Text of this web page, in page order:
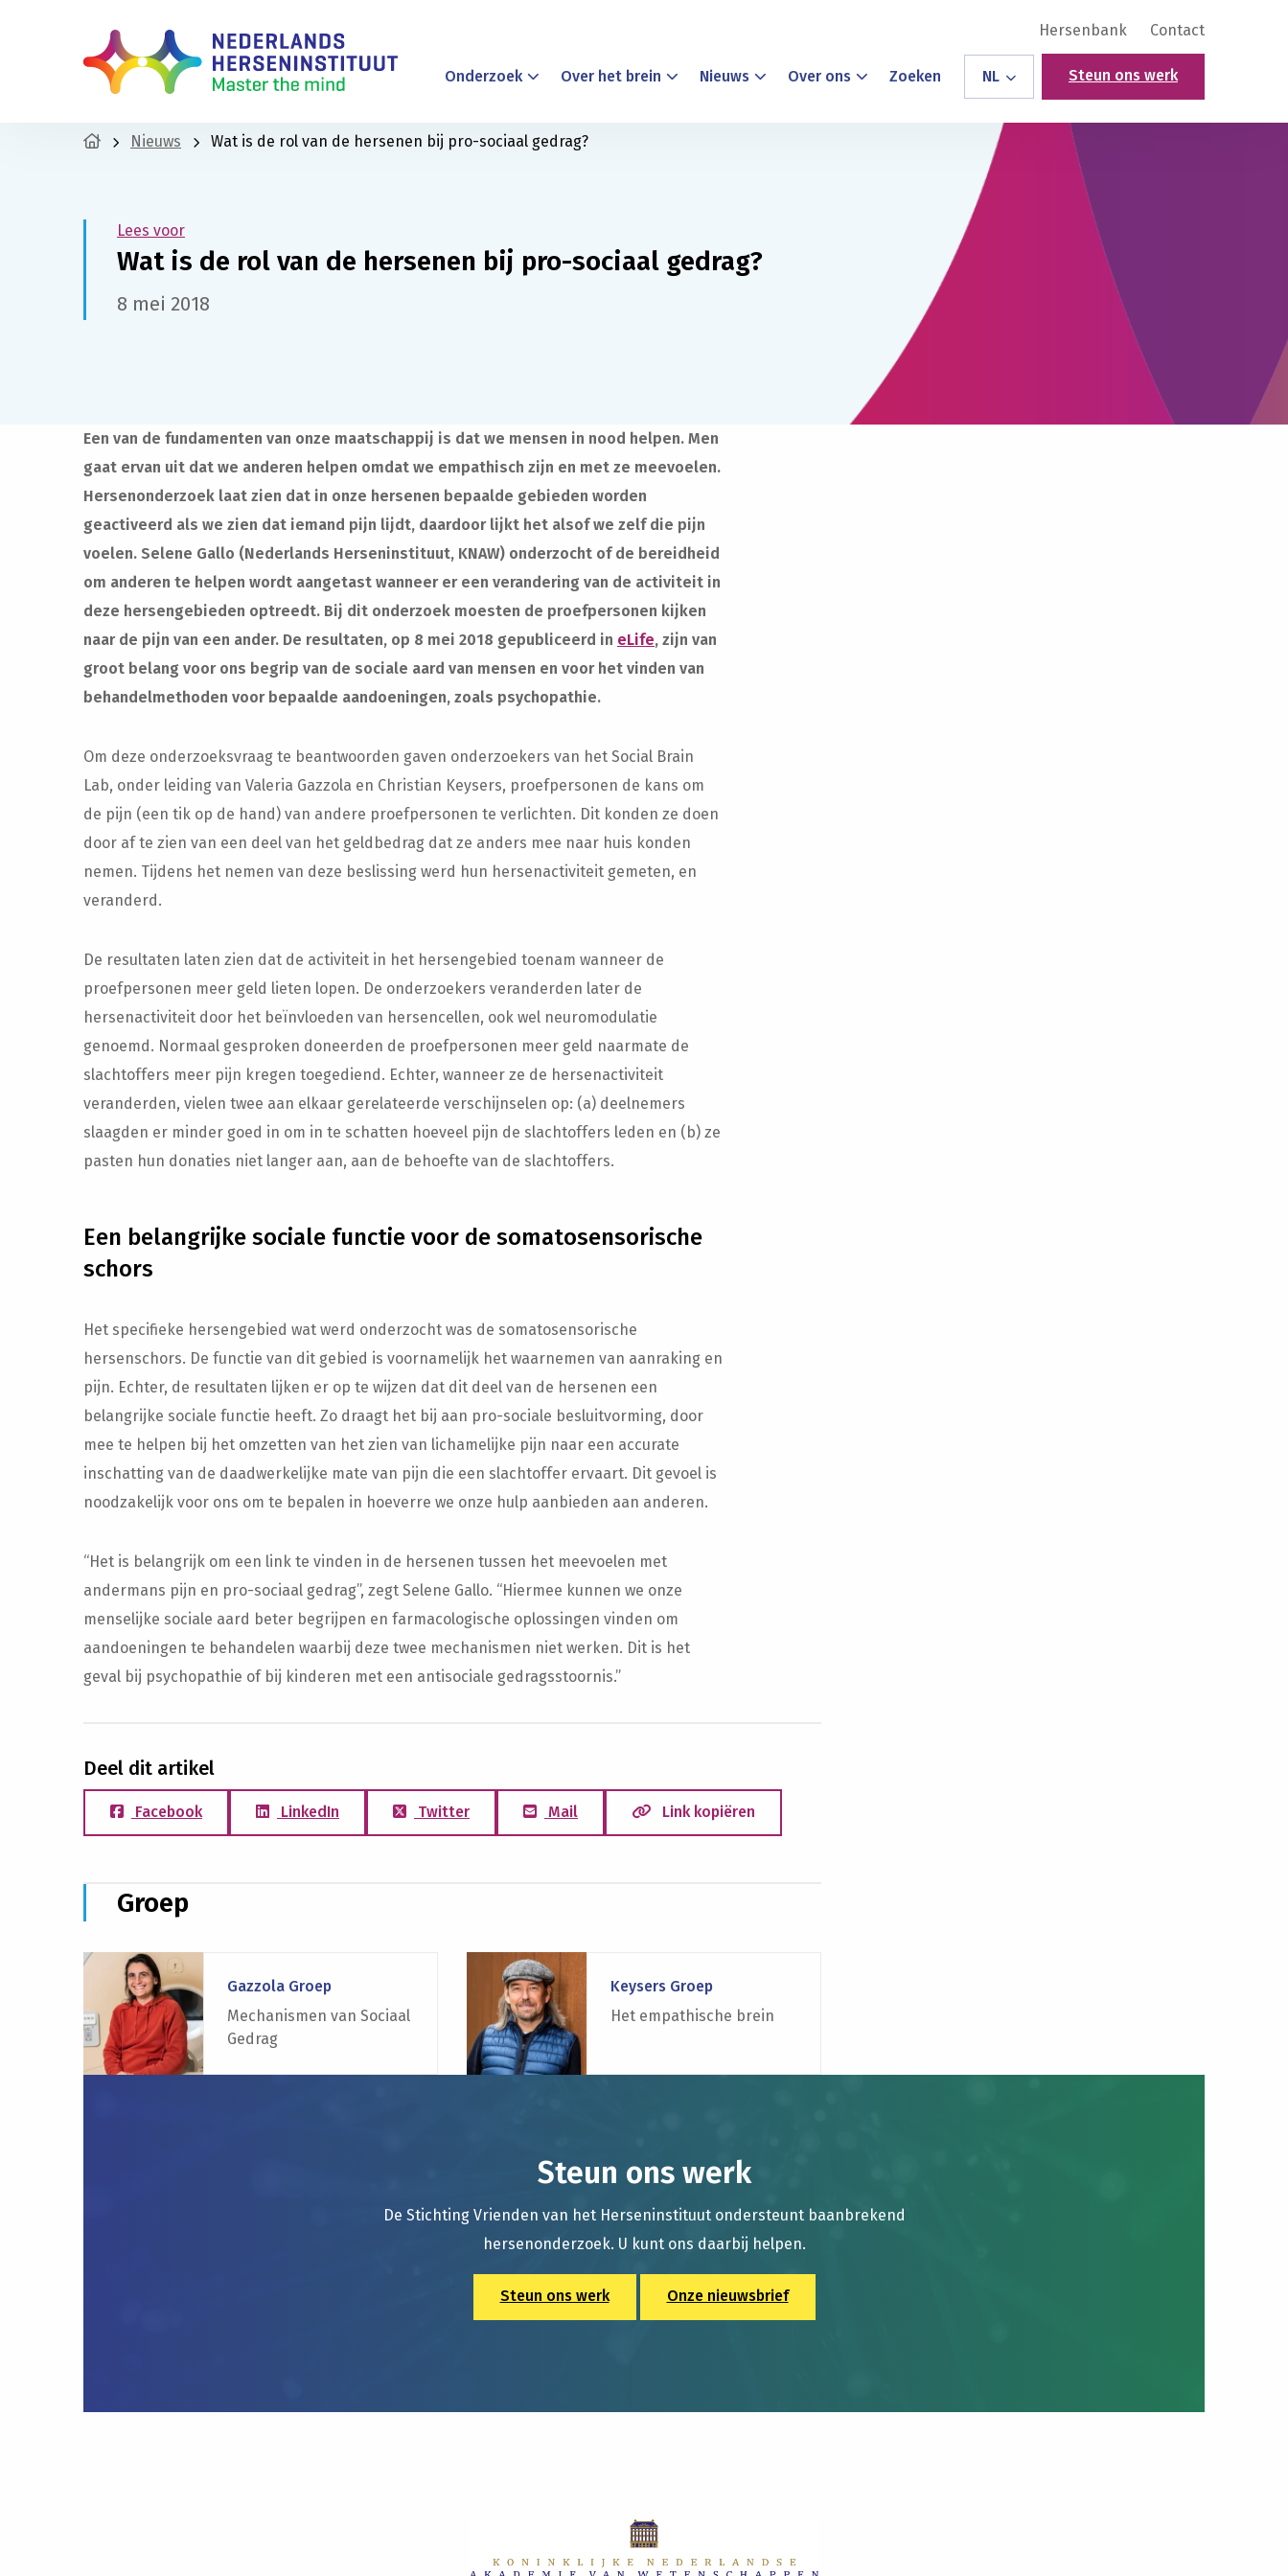
Hersenbank Contact
Onderzoek Over het brein Nieuws Over ons Zoeken NL Steun ons werk
Nieuws Wat is de rol van de hersenen bij pro-sociaal gedrag?
Lees voor
Wat is de rol van de hersenen bij pro-sociaal gedrag?
8 mei 2018
Een van de fundamenten van onze maatschappij is dat we mensen in nood helpen. Men
gaat ervan uit dat we anderen helpen omdat we empathisch zijn en met ze meevoelen.
Hersenonderzoek laat zien dat in onze hersenen bepaalde gebieden worden
geactiveerd als we zien dat iemand pijn lijdt, daardoor lijkt het alsof we zelf die pijn
voelen. Selene Gallo (Nederlands Herseninstituut, KNAW) onderzocht of de bereidheid
om anderen te helpen wordt aangetast wanneer er een verandering van de activiteit in
deze hersengebieden optreedt. Bij dit onderzoek moesten de proefpersonen kijken
naar de pijn van een ander. De resultaten, op 8 mei 2018 gepubliceerd in eLife, zijn van
groot belang voor ons begrip van de sociale aard van mensen en voor het vinden van
behandelmethoden voor bepaalde aandoeningen, zoals psychopathie.
Om deze onderzoeksvraag te beantwoorden gaven onderzoekers van het Social Brain
Lab, onder leiding van Valeria Gazzola en Christian Keysers, proefpersonen de kans om
de pijn (een tik op de hand) van andere proefpersonen te verlichten. Dit konden ze doen
door af te zien van een deel van het geldbedrag dat ze anders mee naar huis konden
nemen. Tijdens het nemen van deze beslissing werd hun hersenactiviteit gemeten, en
veranderd.
De resultaten laten zien dat de activiteit in het hersengebied toenam wanneer de
proefpersonen meer geld lieten lopen. De onderzoekers veranderden later de
hersenactiviteit door het beïnvloeden van hersencellen, ook wel neuromodulatie
genoemd. Normaal gesproken doneerden de proefpersonen meer geld naarmate de
slachtoffers meer pijn kregen toegediend. Echter, wanneer ze de hersenactiviteit
veranderden, vielen twee aan elkaar gerelateerde verschijnselen op: (a) deelnemers
slaagden er minder goed in om in te schatten hoeveel pijn de slachtoffers leden en (b) ze
pasten hun donaties niet langer aan, aan de behoefte van de slachtoffers.
Een belangrijke sociale functie voor de somatosensorische
schors
Het specifieke hersengebied wat werd onderzocht was de somatosensorische
hersenschors. De functie van dit gebied is voornamelijk het waarnemen van aanraking en
pijn. Echter, de resultaten lijken er op te wijzen dat dit deel van de hersenen een
belangrijke sociale functie heeft. Zo draagt het bij aan pro-sociale besluitvorming, door
mee te helpen bij het omzetten van het zien van lichamelijke pijn naar een accurate
inschatting van de daadwerkelijke mate van pijn die een slachtoffer ervaart. Dit gevoel is
noodzakelijk voor ons om te bepalen in hoeverre we onze hulp aanbieden aan anderen.
“Het is belangrijk om een link te vinden in de hersenen tussen het meevoelen met
andermans pijn en pro-sociaal gedrag”, zegt Selene Gallo. “Hiermee kunnen we onze
menselijke sociale aard beter begrijpen en farmacologische oplossingen vinden om
aandoeningen te behandelen waarbij deze twee mechanismen niet werken. Dit is het
geval bij psychopathie of bij kinderen met een antisociale gedragsstoornis.”
Deel dit artikel
Facebook LinkedIn Twitter Mail Link kopiëren
Groep
Gazzola Groep
Mechanismen van Sociaal
Gedrag
Lees
over
Gazzola
Groep
Keysers Groep
Het empathische brein
meer
over
Keysers
Groep
Steun ons werk
De Stichting Vrienden van het Herseninstituut ondersteunt baanbrekend
hersenonderzoek. U kunt ons daarbij helpen.
Steun ons werk Onze nieuwsbrief